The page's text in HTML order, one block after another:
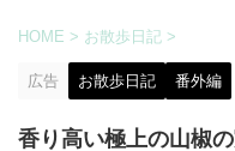
HOME > お散歩日記 >
広告 お散歩日記 番外編
香り高い極上の山椒